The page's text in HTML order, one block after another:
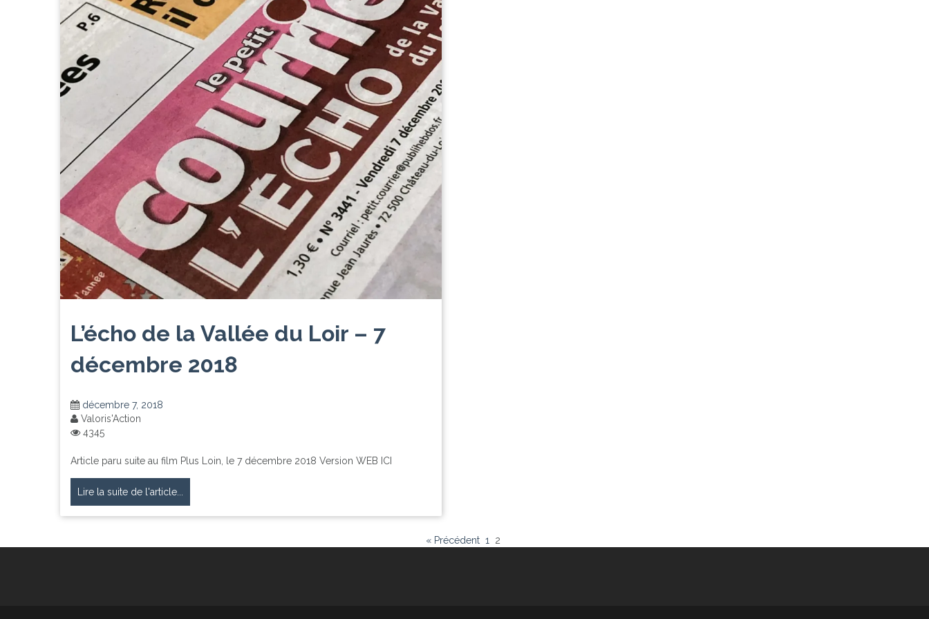
L’écho de la Vallée du Loir – 7
décembre 2018
décembre 7, 2018
Valoris'Action
4345
Article paru suite au film Plus Loin, le 7 décembre 2018 Version WEB ICI
Lire la suite de l'article...
« Précédent 1 2